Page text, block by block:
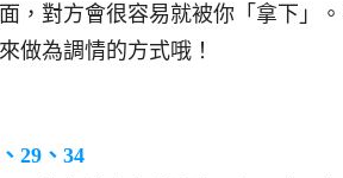
，對方會很容易就被你「拿下」
做為調情的方式哦！
29、34